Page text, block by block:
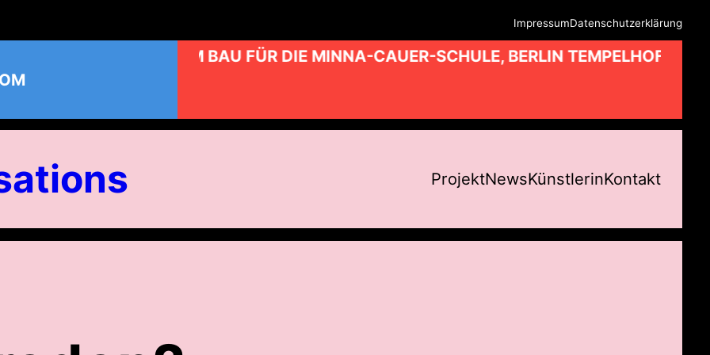
ImpressumDatenschutzerklärung
KUNST AM BAU FÜR DIE MINNA-CAUER-SCHULE, BERLIN TEMPELHOF //
ProjektNewsKünstlerinKontakt